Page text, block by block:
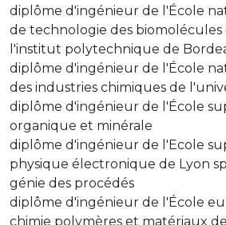
diplôme d'ingénieur de l'École
de technologie des
l'institut polytechnique de
diplôme d'ingénieur de l'École
des industries chimiques de
diplôme d'ingénieur de l'École
organique et minérale
diplôme d'ingénieur de l'Ecole
physique électronique de Lyon
génie des procédés
diplôme d'ingénieur de l'École
chimie polymères et matériaux